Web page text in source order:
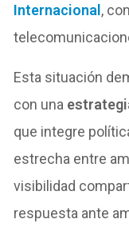
Internacional,
Esta situación
con una
que integre
estrecha entre
visibilidad
respuesta ante